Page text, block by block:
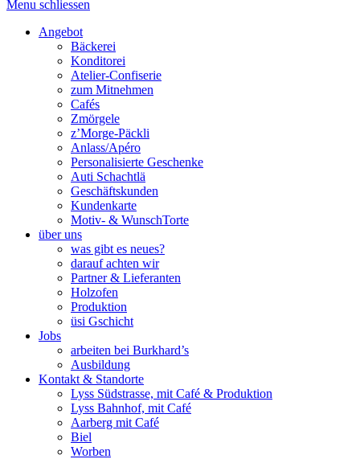
Menu schliessen
Angebot
Bäckerei
Konditorei
Atelier-Confiserie
zum Mitnehmen
Cafés
Zmörgele
z’Morge-Päckli
Anlass/Apéro
Personalisierte Geschenke
Auti Schachtlä
Geschäftskunden
Kundenkarte
Motiv- & WunschTorte
über uns
was gibt es neues?
darauf achten wir
Partner & Lieferanten
Holzofen
Produktion
üsi Gschicht
Jobs
arbeiten bei Burkhard’s
Ausbildung
Kontakt & Standorte
Lyss Südstrasse, mit Café & Produktion
Lyss Bahnhof, mit Café
Aarberg mit Café
Biel
Worben